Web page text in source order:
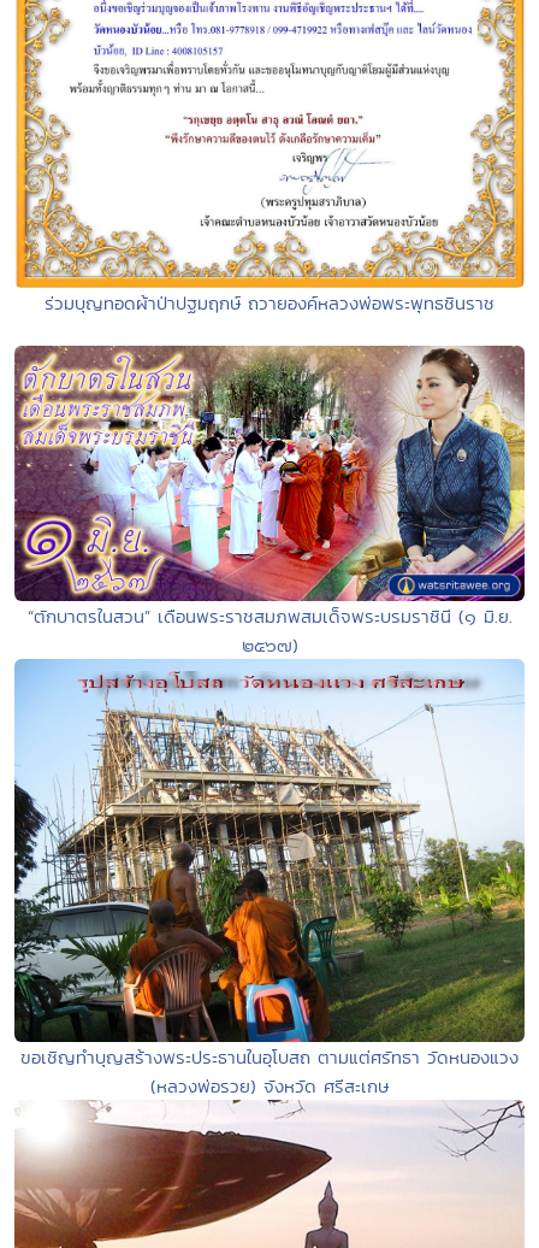
ร่วมบุญทอดผ้าป่าปฐมฤกษ์ ถวายองค์หลวงพ่อพระพุทธชินราช
“ตักบาตรในสวน” เดือนพระราชสมภพสมเด็จพระบรมราชินี (๑ มิ.ย.
๒๕๖๗)
ขอเชิญทำบุญสร้างพระประธานในอุโบสถ ตามแต่ศรัทธา วัดหนองแวง
(หลวงพ่อรวย) จังหวัด ศรีสะเกษ